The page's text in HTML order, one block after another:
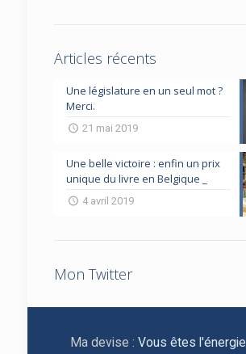
Articles récents
Une législature en un seul mot ?
Merci.
21 mai 2019
Une belle victoire : enfin un prix
unique du livre en Belgique _
4 avril 2019
Mon Twitter
Ma devise : Vous êtes l'énergie